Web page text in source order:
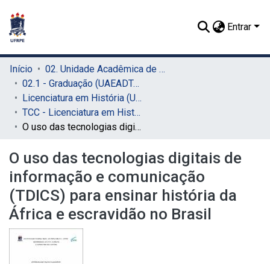
Entrar
Início
02. Unidade Acadêmica de Educação a Distância e Tecnologia (UAEADTec)
02.1 - Graduação (UAEADTec)
Licenciatura em História (UAEADTec)
TCC - Licenciatura em História (UAEADTec)
O uso das tecnologias digitais de informação e comunicação (TDICS) para ensinar história da África e escravidão no Brasil
O uso das tecnologias digitais de
informação e comunicação
(TDICS) para ensinar história da
África e escravidão no Brasil